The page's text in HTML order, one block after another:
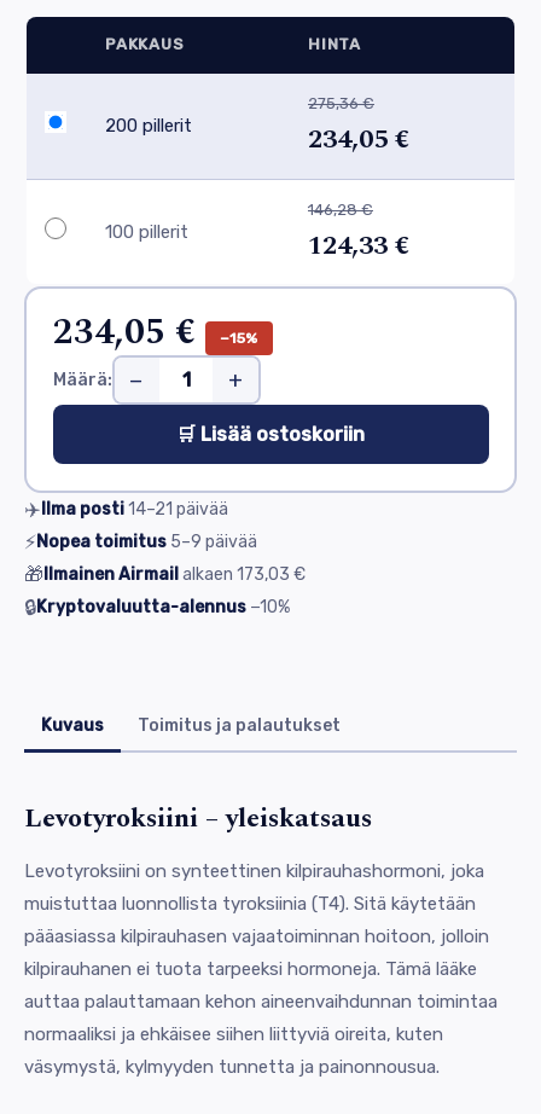
PAKKAUS HINTA
200 pillerit
275,36 €
234,05 €
100 pillerit
146,28 €
124,33 €
234,05 € −15%
Määrä: − +
🛒 Lisää ostoskoriin
✈️Ilma posti14–21 päivää
⚡Nopea toimitus 5–9 päivää
🎁Ilmainen Airmailalkaen 173,03 €
🔒Kryptovaluutta-alennus −10%
Kuvaus Toimitus ja palautukset
Levotyroksiini – yleiskatsaus
Levotyroksiini on synteettinen kilpirauhashormoni, joka
muistuttaa luonnollista tyroksiinia (T4). Sitä käytetään
pääasiassa kilpirauhasen vajaatoiminnan hoitoon, jolloin
kilpirauhanen ei tuota tarpeeksi hormoneja. Tämä lääke
auttaa palauttamaan kehon aineenvaihdunnan toimintaa
normaaliksi ja ehkäisee siihen liittyviä oireita, kuten
väsymystä, kylmyyden tunnetta ja painonnousua.